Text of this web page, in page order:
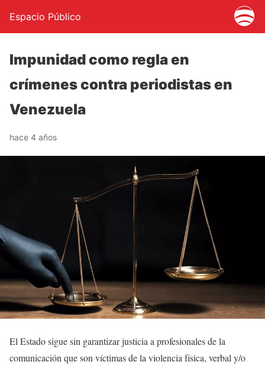
Espacio Público
Impunidad como regla en
crímenes contra periodistas en
Venezuela
hace 4 años
El Estado sigue sin garantizar justicia a profesionales de la
comunicación que son víctimas de la violencia física, verbal y/o